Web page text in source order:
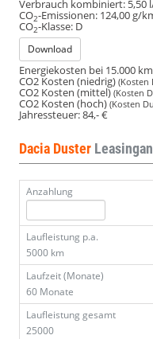
Verbrauch kombiniert: 5,50
CO2-Emissionen: 124,00 g/
CO2-Klasse: D
Download
Energiekosten bei 15.000
CO2 Kosten (niedrig) (Kosten
CO2 Kosten (mittel)(Kosten
CO2 Kosten (hoch) (Kosten
Jahressteuer:84,- €
Dacia Duster
Anzahlung
Laufleistung p.a.
5000 km
Laufzeit (Monate)
60 Monate
Laufleistung gesamt
25000